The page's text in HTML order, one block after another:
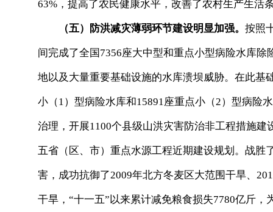
63%，提高了农民健康水平，改善了农村生产生活
（五）防洪减灾薄弱环节建设明显加强。 按照
间完成了全国7356座大中型和重点小型病险水库
地以及大量重要基础设施的水库溃坝威胁。在此基
小（1）型病险水库和15891座重点小（2）型病险
治理，开展1100个县级山洪灾害防治非工程措施
五省（区、市）重点水源工程近期建设规划。战
害，成功抗御了2009年北方冬麦区大范围干旱、
干旱，“十一五”以来累计减免粮食损失7780亿斤